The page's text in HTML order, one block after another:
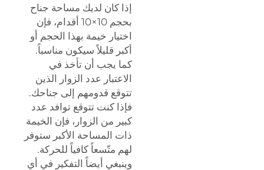
إذا كان لديك مساحة جناح
بحجم 10×10 أقدام، فإن
اختيار خيمة بهذا الحجم أو
أكبر قليلاً سيكون مناسباً.
كما يجب أن تأخذ في
الاعتبار عدد الزوار الذين
تتوقع قدومهم إلى جناحك.
فإذا كنت تتوقع توافد عدد
كبير من الزوار، فإن الخيمة
ذات المساحة الأكبر ستوفر
لهم متّسعاً كافياً للحركة.
وينبغي أيضاً التفكير في أي